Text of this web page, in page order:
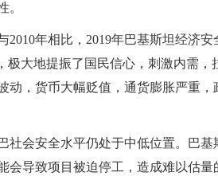
。
2010年相比，2019年巴基斯坦经济
极大地提振了国民信心，刺激内需
动，货币大幅贬值，通货膨胀严重
社会安全水平仍处于中低位置。巴
会导致项目被迫停工，造成难以估